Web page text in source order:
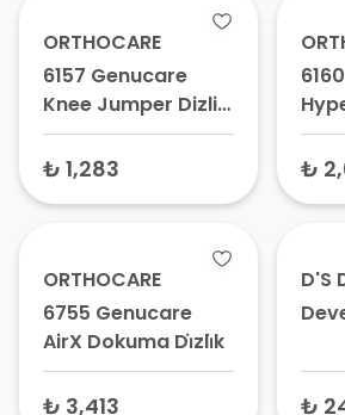
ORTHOCARE
6157 Genucare
Knee Jumper Dizlik
Siyah – Patella
Destekli Dizlik,
₺ 1,283 ₺
ORTHOCARE
6755 Genucare
AirX Dokuma Di̇zli̇k
₺ 3,413
D'S
₺